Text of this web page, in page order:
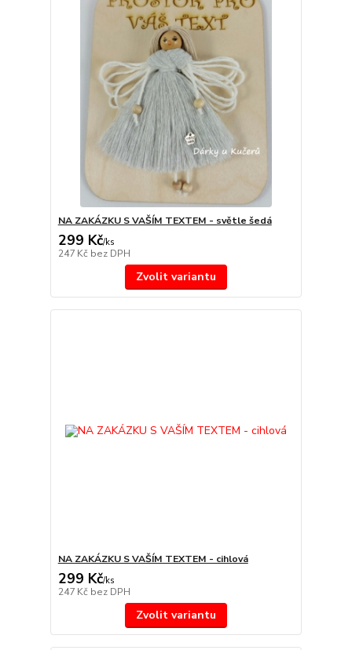
NA ZAKÁZKU S VAŠÍM TEXTEM - světle šedá
299 Kč/ks
247 Kč bez DPH
Zvolit variantu
NA ZAKÁZKU S VAŠÍM TEXTEM - cihlová
299 Kč/ks
247 Kč bez DPH
Zvolit variantu